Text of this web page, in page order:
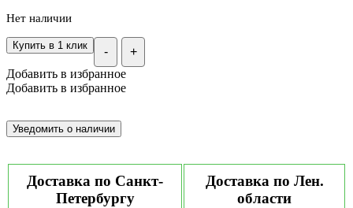
Нет наличии
- +
Купить в 1 клик
Добавить в избранное
Добавить в избранное
Доставка по Санкт-
Петербургу
Доставка по Лен.
области